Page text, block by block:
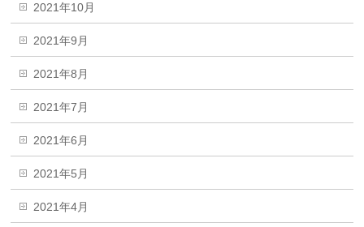
2021年10月
2021年9月
2021年8月
2021年7月
2021年6月
2021年5月
2021年4月